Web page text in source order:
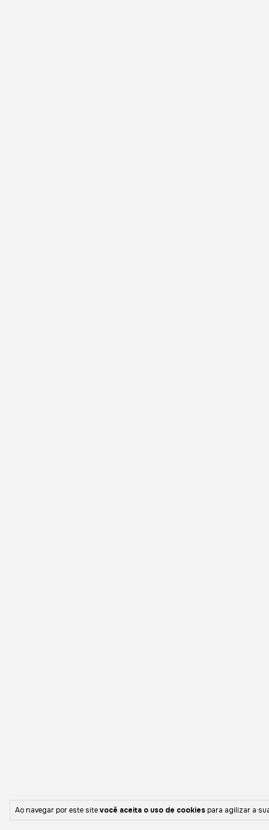
Ao navegar por este sitevocê aceita o uso de cookies para agilizar a